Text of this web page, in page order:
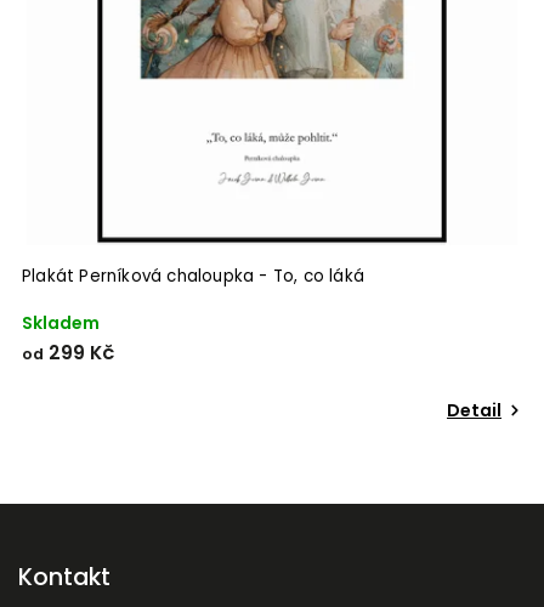
Plakát Perníková chaloupka - To, co láká
Skladem
od 299 Kč
Detail
Kontakt